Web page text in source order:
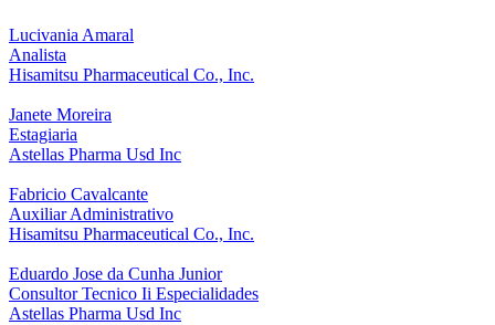
Lucivania Amaral
Analista
Hisamitsu Pharmaceutical Co., Inc.
Janete Moreira
Estagiaria
Astellas Pharma Usd Inc
Fabricio Cavalcante
Auxiliar Administrativo
Hisamitsu Pharmaceutical Co., Inc.
Eduardo Jose da Cunha Junior
Consultor Tecnico Ii Especialidades
Astellas Pharma Usd Inc